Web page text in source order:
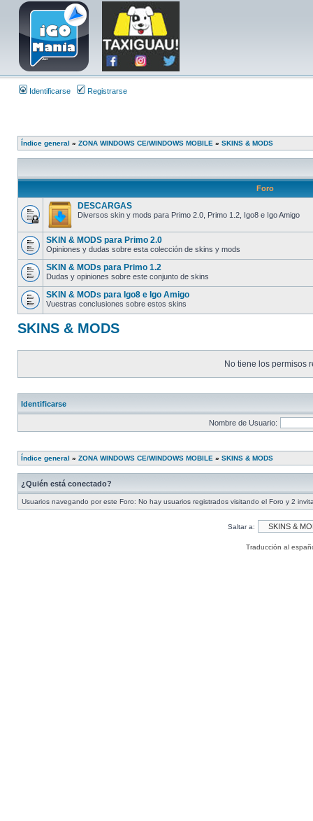
Identificarse Registrarse
Índice general » ZONA WINDOWS CE/WINDOWS MOBILE » SKINS & MODS
Foro
DESCARGAS
Diversos skin y mods para Primo 2.0, Primo 1.2, Igo8 e Igo Amigo
SKIN & MODS para Primo 2.0
Opiniones y dudas sobre esta colección de skins y mods
SKIN & MODs para Primo 1.2
Dudas y opiniones sobre este conjunto de skins
SKIN & MODs para Igo8 e Igo Amigo
Vuestras conclusiones sobre estos skins
SKINS & MODS
No tiene los permisos
Identificarse
Nombre de Usuario:
Índice general » ZONA WINDOWS CE/WINDOWS MOBILE » SKINS & MODS
¿Quién está conectado?
Usuarios navegando por este Foro: No hay usuarios registrados visitando el Foro y 2
Saltar a:
Traducción al